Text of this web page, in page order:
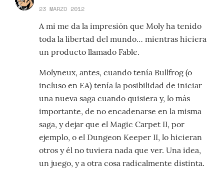
23 MARZO 2012
A mi me da la impresión que Moly ha tenido
toda la libertad del mundo… mientras hiciera
un producto llamado Fable.
Molyneux, antes, cuando tenía Bullfrog (o
incluso en EA) tenía la posibilidad de iniciar
una nueva saga cuando quisiera y, lo más
importante, de no encadenarse en la misma
saga, y dejar que el Magic Carpet II, por
ejemplo, o el Dungeon Keeper II, lo hicieran
otros y él no tuviera nada que ver. Una idea,
un juego, y a otra cosa radicalmente distinta.